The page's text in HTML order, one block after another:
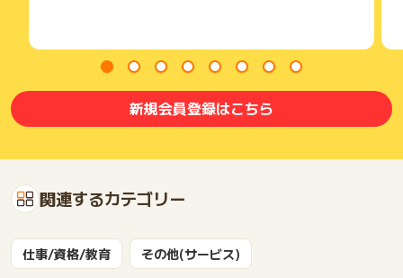
新規会員登録はこちら
関連するカテゴリー
仕事/資格/教育 その他(サービス)